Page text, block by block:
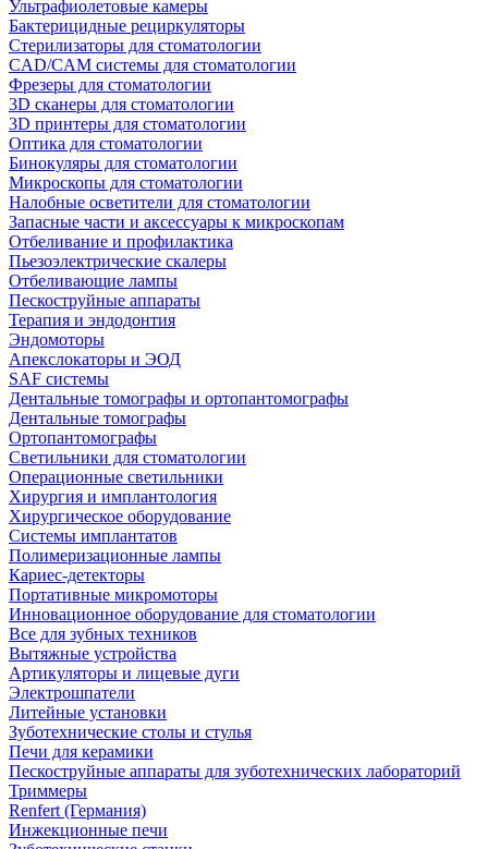
Ультрафиолетовые камеры
Бактерицидные рециркуляторы
Стерилизаторы для стоматологии
CAD/CAM системы для стоматологии
Фрезеры для стоматологии
3D cканеры для стоматологии
3D принтеры для стоматологии
Оптика для стоматологии
Бинокуляры для стоматологии
Микроскопы для стоматологии
Налобные осветители для стоматологии
Запасные части и аксессуары к микроскопам
Отбеливание и профилактика
Пьезоэлектрические скалеры
Отбеливающие лампы
Пескоструйные аппараты
Терапия и эндодонтия
Эндомоторы
Апекслокаторы и ЭОД
SAF системы
Дентальные томографы и ортопантомографы
Дентальные томографы
Ортопантомографы
Светильники для стоматологии
Операционные светильники
Хирургия и имплантология
Хирургическое оборудование
Системы имплантатов
Полимеризационные лампы
Кариес-детекторы
Портативные микромоторы
Инновационное оборудование для стоматологии
Все для зубных техников
Вытяжные устройства
Артикуляторы и лицевые дуги
Электрошпатели
Литейные установки
Зуботехнические столы и стулья
Печи для керамики
Пескоструйные аппараты для зуботехнических лабораторий
Триммеры
Renfert (Германия)
Инжекционные печи